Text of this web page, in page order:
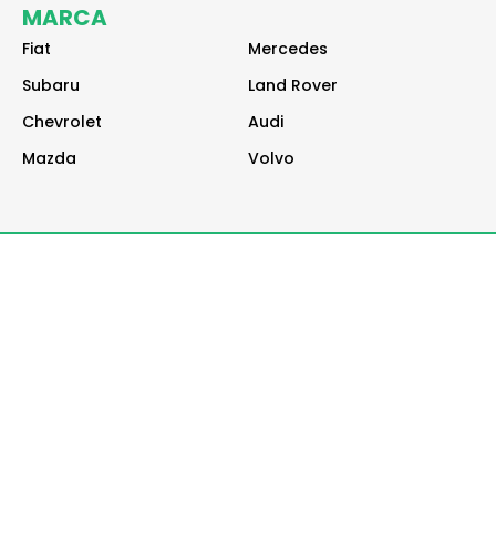
MARCA
Fiat
Mercedes
Subaru
Land Rover
Chevrolet
Audi
Mazda
Volvo